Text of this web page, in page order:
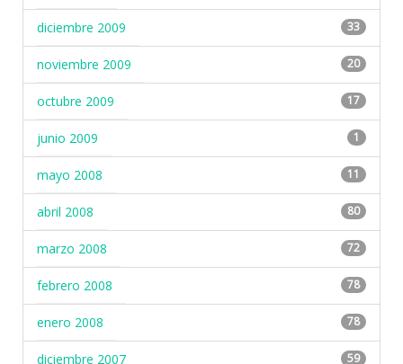
diciembre 2009 33
noviembre 2009 20
octubre 2009 17
junio 2009 1
mayo 2008 11
abril 2008 80
marzo 2008 72
febrero 2008 78
enero 2008 78
diciembre 2007 59